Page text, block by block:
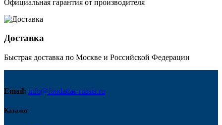
Официальная гарантия от производителя
Доставка
Быстрая доставка по Москве и Российской Федерации
Email: info@foodatlas-russia.ru
Каталог